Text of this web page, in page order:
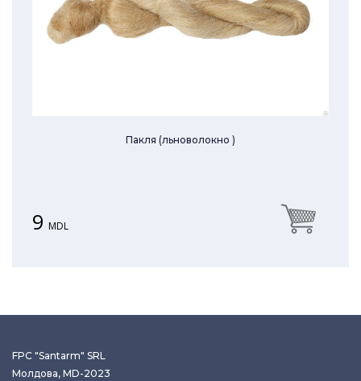
Пакля (льноволокно )
9 MDL
FPC "Santarm" SRL
Молдова, MD-2023